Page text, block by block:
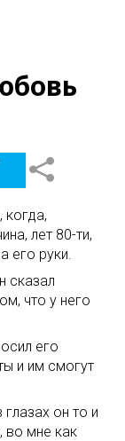
лет 80-ти,
его руки.
сказал
что у него
его
и им смогут
он то и
во мне как